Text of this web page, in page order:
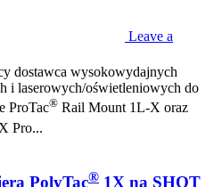
Leave a
dostawca wysokowydajnych
i laserowych/oświetleniowych do
ProTac® Rail Mount 1L-X oraz
Pro...
PolyTac® 1X na SHOT